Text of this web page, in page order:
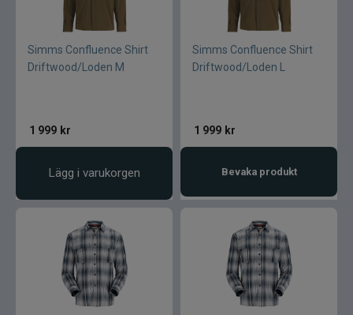
Simms Confluence Shirt
Driftwood/Loden M
1 999 kr
Lägg i varukorgen
Simms Confluence Shirt
Driftwood/Loden L
1 999 kr
Bevaka produkt